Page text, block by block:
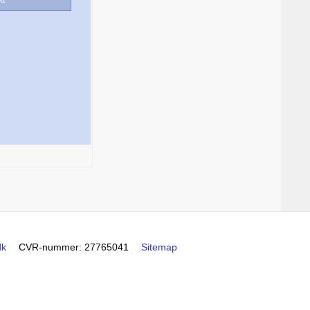
CVR-nummer: 27765041 Sitemap